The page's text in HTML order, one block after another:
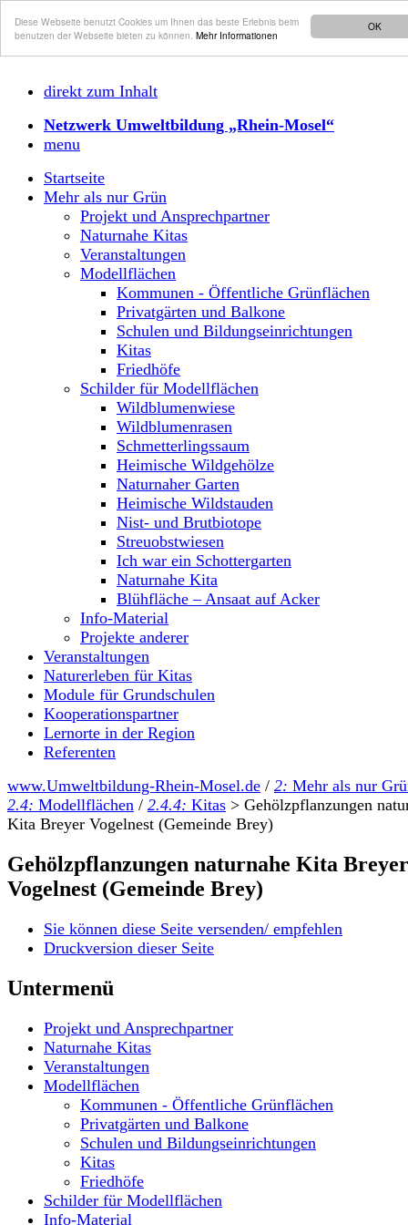
OK
Diese Webseite benutzt Cookies um Ihnen das beste Erlebnis beim
benutzen der Webseite bieten zu können. Mehr Informationen
direkt zum Inhalt
Netzwerk Umweltbildung „Rhein-Mosel“
menu
Startseite
Mehr als nur Grün
Projekt und Ansprechpartner
Naturnahe Kitas
Veranstaltungen
Modellflächen
Kommunen - Öffentliche Grünflächen
Privatgärten und Balkone
Schulen und Bildungseinrichtungen
Kitas
Friedhöfe
Schilder für Modellflächen
Wildblumenwiese
Wildblumenrasen
Schmetterlingssaum
Heimische Wildgehölze
Naturnaher Garten
Heimische Wildstauden
Nist- und Brutbiotope
Streuobstwiesen
Ich war ein Schottergarten
Naturnahe Kita
Blühfläche – Ansaat auf Acker
Info-Material
Projekte anderer
Veranstaltungen
Naturerleben für Kitas
Module für Grundschulen
Kooperationspartner
Lernorte in der Region
Referenten
www.Umweltbildung-Rhein-Mosel.de / 2: Mehr als nur
2.4: Modellflächen / 2.4.4: Kitas > Gehölzpflanzungen
Kita Breyer Vogelnest (Gemeinde Brey)
Gehölzpflanzungen naturnahe Kita Breyer
Vogelnest (Gemeinde Brey)
Sie können diese Seite versenden/ empfehlen
Druckversion dieser Seite
Untermenü
Projekt und Ansprechpartner
Naturnahe Kitas
Veranstaltungen
Modellflächen
Kommunen - Öffentliche Grünflächen
Privatgärten und Balkone
Schulen und Bildungseinrichtungen
Kitas
Friedhöfe
Schilder für Modellflächen
Info-Material